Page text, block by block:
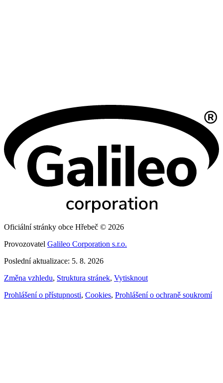
Oficiální stránky obce Hřebeč © 2026
Provozovatel Galileo Corporation s.r.o.
Poslední aktualizace: 5. 8. 2026
Změna vzhledu, Struktura stránek, Vytisknout
Prohlášení o přístupnosti, Cookies, Prohlášení o ochraně soukromí